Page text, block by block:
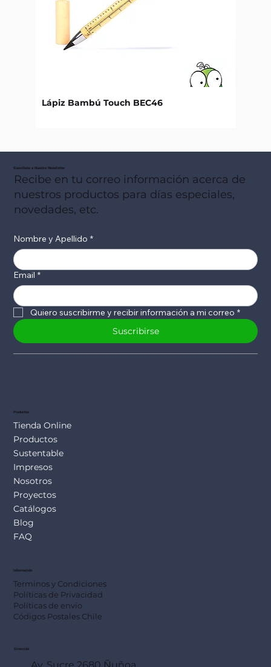
Lápiz Bambú Touch BEC46
Suscribete a Nuestro Newsletter
Recibe en tu correo información acerca de
nuestros productos para días especiales,
novedades, etc.
Nombre y Apellido *
Email *
Quiero suscribirme y recibir información a mi correo *
Suscribirse
Productos
Tienda Online
Productos
Sustentable
Impresos
Nosotros
Proyectos
Catálogos
Blog
FAQ
Información
Terminos y Condiciones
Políticas de Privacidad
Políticas de envío
Códigos Postales Chile
Dirección